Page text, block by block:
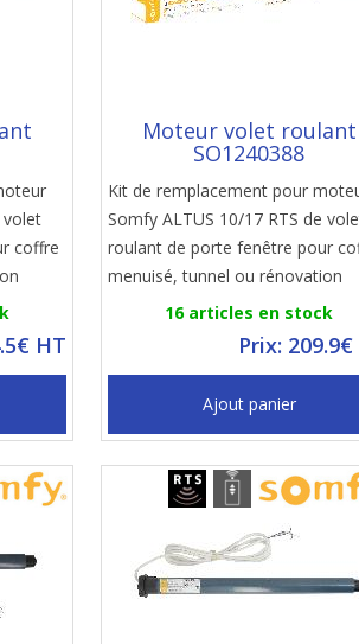
volet
coffre
HT
Moteur volet roulant
SO1240388
Kit de remplacement pour
Somfy ALTUS 10/17 RTS de
roulant de porte fenêtre pour
menuisé, tunnel ou rénovation
16 articles en stock
Prix:
Ajout panier